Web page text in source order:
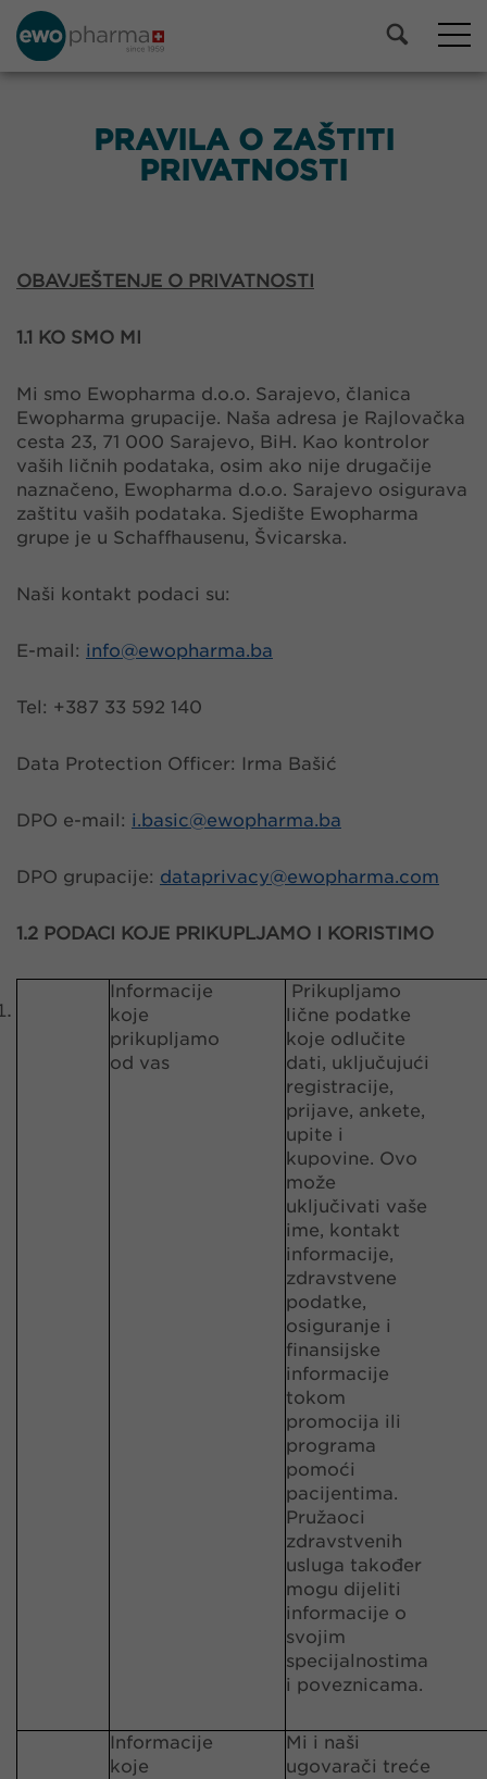
PRAVILA O ZAŠTITI
PRIVATNOSTI
OBAVJEŠTENJE O PRIVATNOSTI
1.1 KO SMO MI
Mi smo Ewopharma d.o.o. Sarajevo, članica
Ewopharma grupacije. Naša adresa je Rajlovačka
cesta 23, 71 000 Sarajevo, BiH. Kao kontrolor
vaših ličnih podataka, osim ako nije drugačije
naznačeno, Ewopharma d.o.o. Sarajevo osigurava
zaštitu vaših podataka. Sjedište Ewopharma
grupe je u Schaffhausenu, Švicarska.
Naši kontakt podaci su:
E-mail: info@ewopharma.ba
Tel: +387 33 592 140
Data Protection Officer: Irma Bašić
DPO e-mail: i.basic@ewopharma.ba
DPO grupacije: dataprivacy@ewopharma.com
1.2 PODACI KOJE PRIKUPLJAMO I KORISTIMO
Informacije
koje
prikupljamo
od vas
Prikupljamo
lične podatke
koje odlučite
dati, uključujući
registracije,
prijave, ankete,
upite i
kupovine. Ovo
može
uključivati vaše
ime, kontakt
informacije,
zdravstvene
podatke,
osiguranje i
finansijske
informacije
tokom
promocija ili
programa
pomoći
pacijentima.
Pružaoci
zdravstvenih
usluga također
mogu dijeliti
informacije o
svojim
specijalnostima
i poveznicama.
Informacije
koje
Mi i naši
ugovarači treće